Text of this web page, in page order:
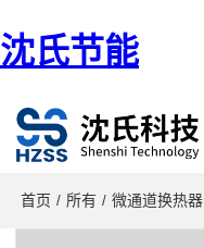
沈氏节能
首页 / 所有 / 微通道换热器